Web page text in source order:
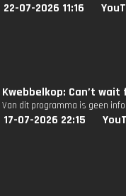
22-07-2026 11:16
Kwebbelkop: Can’t wait
Van dit programma is geen
17-07-2026 22:15